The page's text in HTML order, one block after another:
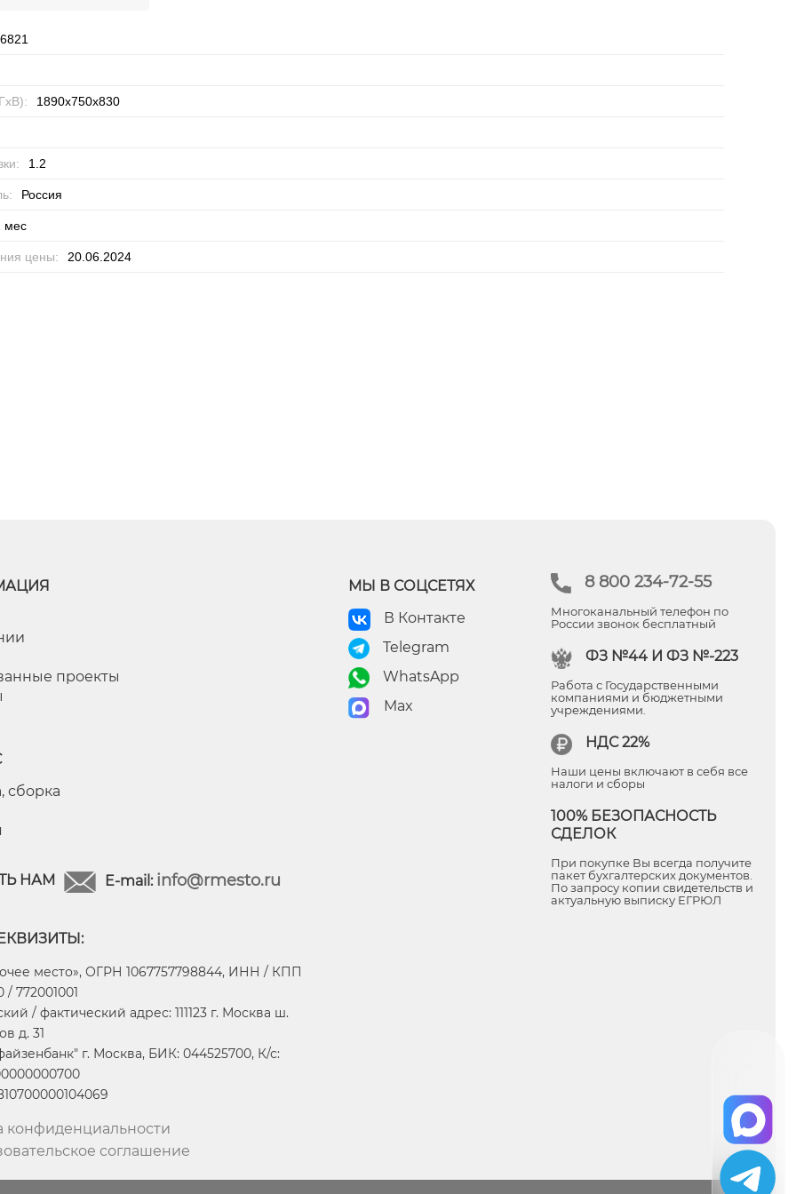
1890x750x830
1.2
Россия
мес
цены: 20.06.2024
проекты
сборка
НАМ E-mail: info@rmesto.ru
место», ОГРН 1067757798844, ИНН / КПП
/ 772001001
/ фактический адрес: 111123 г. Москва ш.
д. 31
г. Москва, БИК: 044525700, К/с:
конфиденциальности
соглашение
8 800 234-72-55
Многоканальный телефон по
России звонок бесплатный
ФЗ №44 И ФЗ №-223
Работа с Государственными
компаниями и бюджетными
учреждениями.
НДС 22%
Наши цены включают в себя все
налоги и сборы
100% БЕЗОПАСНОСТЬ
СДЕЛОК
При покупке Вы всегда получите
пакет бухгалтерских документов.
По запросу копии свидетельств и
актуальную выписку ЕГРЮЛ
МЫ В СОЦСЕТЯХ
В Контакте
Telegram
WhatsApp
Max